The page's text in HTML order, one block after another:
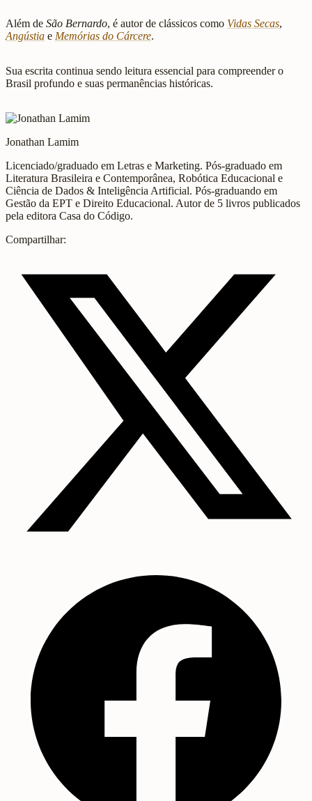
Além de São Bernardo, é autor de clássicos como Vidas Secas,
Angústia e Memórias do Cárcere.
Sua escrita continua sendo leitura essencial para compreender o
Brasil profundo e suas permanências históricas.
Jonathan Lamim
Licenciado/graduado em Letras e Marketing. Pós-graduado em
Literatura Brasileira e Contemporânea, Robótica Educacional e
Ciência de Dados & Inteligência Artificial. Pós-graduando em
Gestão da EPT e Direito Educacional. Autor de 5 livros publicados
pela editora Casa do Código.
Compartilhar: